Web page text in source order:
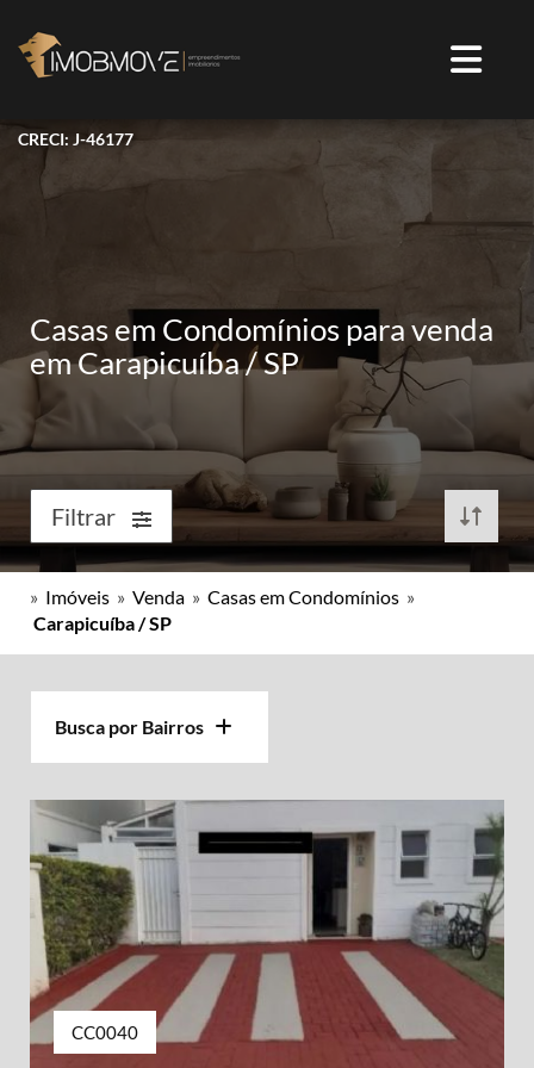
CRECI: J-46177
Casas em Condomínios para venda
em Carapicuíba / SP
Filtrar
» Imóveis » Venda » Casas em Condomínios »
Carapicuíba / SP
Busca por Bairros
CC0040